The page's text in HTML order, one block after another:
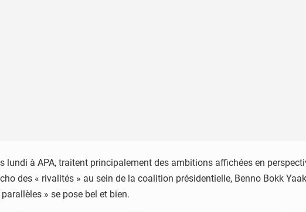
lundi à APA, traitent principalement des ambitions affichées en
des « rivalités » au sein de la coalition présidentielle, Benno Bokk
» se pose bel et bien.